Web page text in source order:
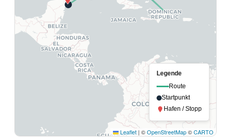
Leaflet | ©OpenStreetMap©CARTO
Legende
Route
Startpunkt
Hafen / Stopp